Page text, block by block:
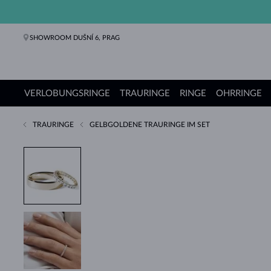
SHOWROOM DUŠNÍ 6, PRAG
VERLOBUNGSRINGE
Verlobungsringe
TRAURINGE
Trauringe
RINGE
Ringe
OHRRINGE
Ohrringe
Ketten
Armbänder
Perlen
Schmuck
Geschenke
KLENOTA Kollektionen
TRAURINGE GELBGOLDENE TRAURINGE IM SET